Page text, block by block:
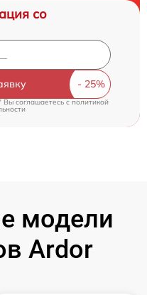
со
Вы соглашаетесь cполитикой
модели
Ardor